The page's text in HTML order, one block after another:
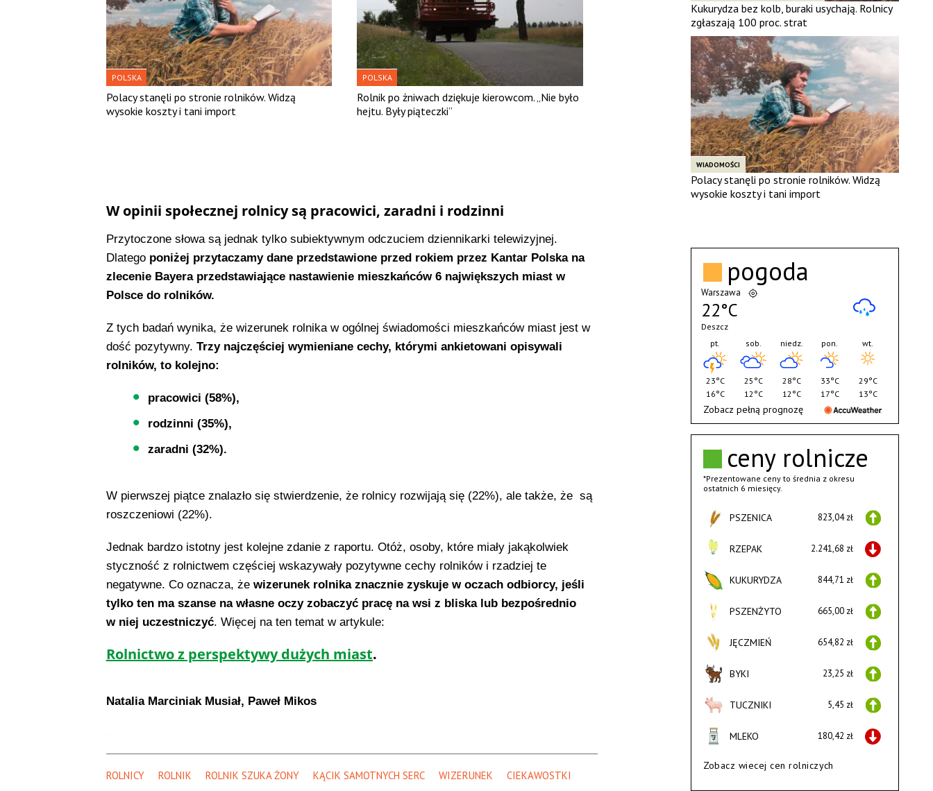
POLSKA
Polacy stanęli po stronie rolników. Widzą
wysokie koszty i tani import
POLSKA
Rolnik po żniwach dziękuje kierowcom. „Nie było
hejtu. Były piąteczki”
W opinii społecznej rolnicy są pracowici, zaradni i rodzinni
Przytoczone słowa są jednak tylko subiektywnym odczuciem dziennikarki telewizyjnej.
Dlatego poniżej przytaczamy dane przedstawione przed rokiem przez Kantar Polska na
zlecenie Bayera przedstawiające nastawienie mieszkańców 6 największych miast w
Polsce do rolników.
Z tych badań wynika, że wizerunek rolnika w ogólnej świadomości mieszkańców miast jest w
dość pozytywny. Trzy najczęściej wymieniane cechy, którymi ankietowani opisywali
rolników, to kolejno:
pracowici (58%),
rodzinni (35%),
zaradni (32%).
W pierwszej piątce znalazło się stwierdzenie, że rolnicy rozwijają się (22%), ale także, że są
roszczeniowi (22%).
Jednak bardzo istotny jest kolejne zdanie z raportu. Otóż, osoby, które miały jakąkolwiek
styczność z rolnictwem częściej wskazywały pozytywne cechy rolników i rzadziej te
negatywne. Co oznacza, że wizerunek rolnika znacznie zyskuje w oczach odbiorcy, jeśli
tylko ten ma szanse na własne oczy zobaczyć pracę na wsi z bliska lub bezpośrednio
w niej uczestniczyć. Więcej na ten temat w artykule:
Rolnictwo z perspektywy dużych miast.
Natalia Marciniak Musiał, Paweł Mikos
ROLNICY ROLNIK ROLNIK SZUKA ŻONY KĄCIK SAMOTNYCH SERC WIZERUNEK
CIEKAWOSTKI
Kukurydza bez kolb, buraki usychają. Rolnicy
zgłaszają 100 proc. strat
WIADOMOŚCI
Polacy stanęli po stronie rolników. Widzą
wysokie koszty i tani import
ceny rolnicze
*Prezentowane ceny to średnia z okresu
ostatnich 6 miesięcy.
PSZENICA 823,04 zł
RZEPAK 2.241,68 zł
KUKURYDZA 844,71 zł
PSZENŻYTO 665,00 zł
JĘCZMIEŃ 654,82 zł
BYKI 23,25 zł
TUCZNIKI 5,45 zł
MLEKO 180,42 zł
Zobacz wiecej cen rolniczych
pogoda
Warszawa
22°C
Deszcz
pt.
23°C
16°C
sob.
25°C
12°C
niedz.
28°C
12°C
pon.
33°C
17°C
wt.
29°C
13°C
Zobacz pełną prognozę